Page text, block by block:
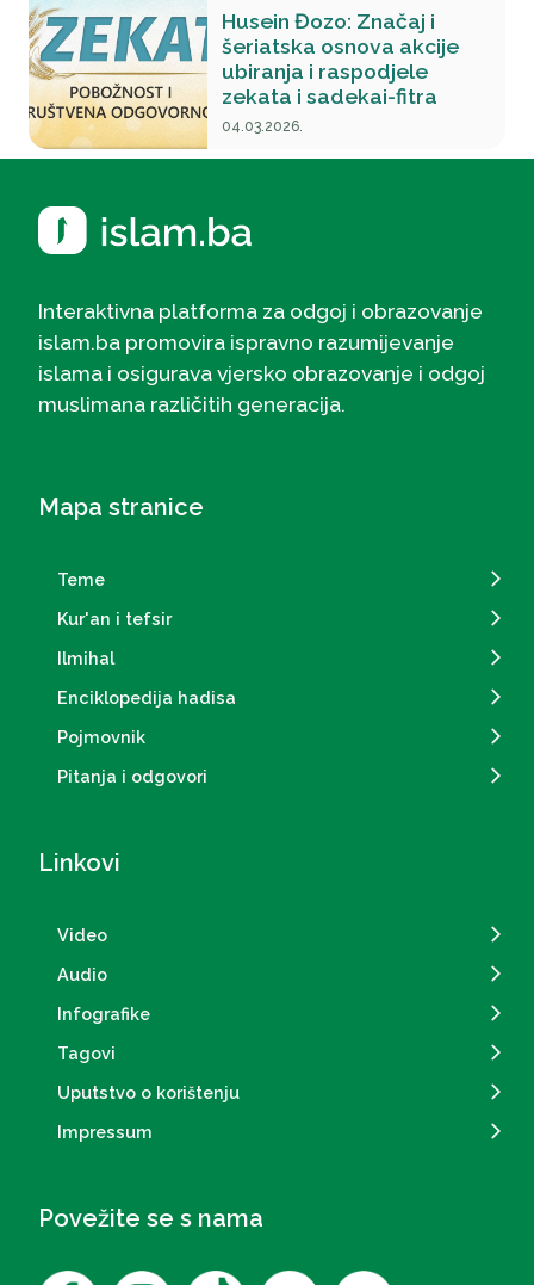
Husein Đozo: Značaj i
šeriatska osnova akcije
ubiranja i raspodjele
zekata i sadekai-fitra
04.03.2026.
Interaktivna platforma za odgoj i obrazovanje
islam.ba promovira ispravno razumijevanje
islama i osigurava vjersko obrazovanje i odgoj
muslimana različitih generacija.
Mapa stranice
Teme
Kur'an i tefsir
Ilmihal
Enciklopedija hadisa
Pojmovnik
Pitanja i odgovori
Linkovi
Video
Audio
Infografike
Tagovi
Uputstvo o korištenju
Impressum
Povežite se s nama